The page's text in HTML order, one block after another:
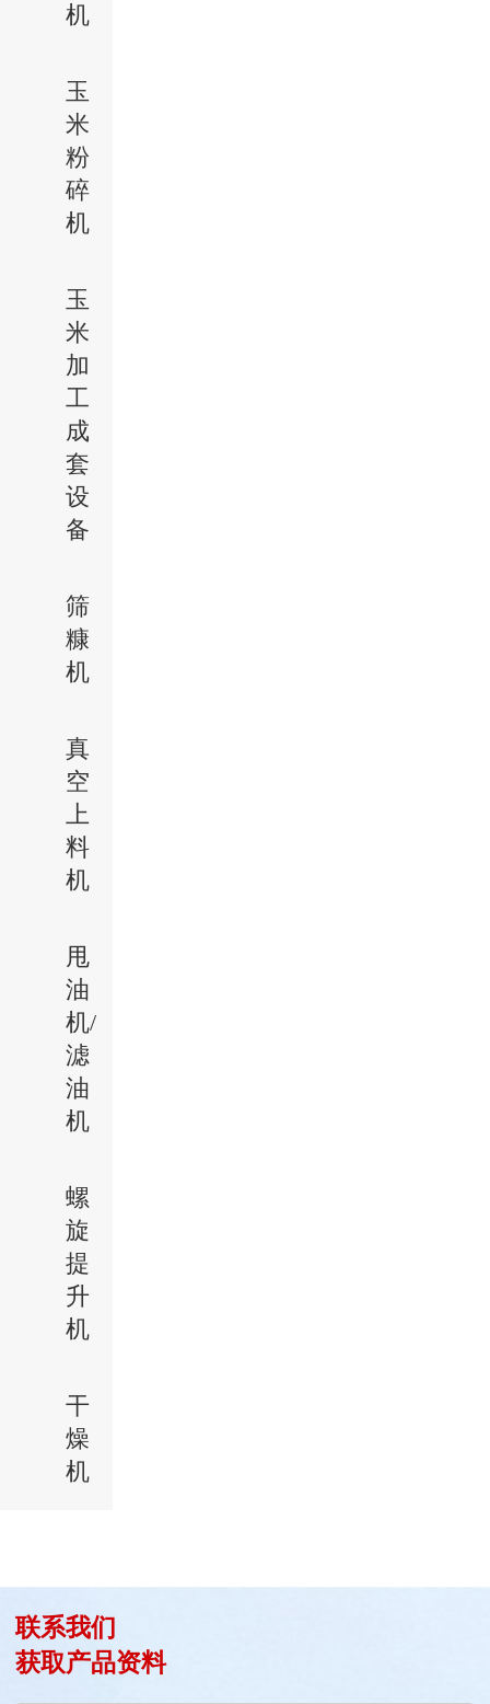
机
玉
米
粉
碎
机
玉
米
加
工
成
套
设
备
筛
糠
机
真
空
上
料
机
甩
油
机/
滤
油
机
螺
旋
提
升
机
干
燥
机
联系我们
获取产品资料